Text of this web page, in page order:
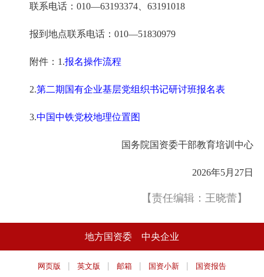
联系电话：010—63193374、63191018
报到地点联系电话：010—51830979
附件：1.报名操作流程
2.第二期国有企业基层党组织书记研讨班报名表
3.中国中铁党校地理位置图
国务院国资委干部教育培训中心
2026年5月27日
【责任编辑：王晓蕾】
地方国资委 中央企业
网页版 | 英文版 | 邮箱 | 国资小新 | 国资报告